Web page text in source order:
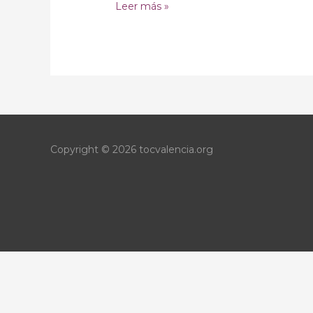
Leer más »
Copyright © 2026 tocvalencia.org